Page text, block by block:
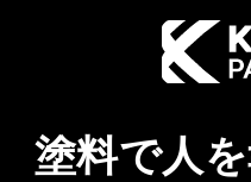
塗料で人